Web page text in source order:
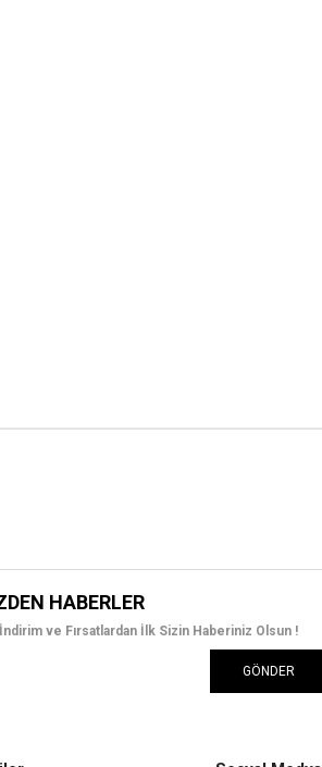
HABERLER
ve Fırsatlardan İlk Sizin Haberiniz Olsun !
GÖNDER